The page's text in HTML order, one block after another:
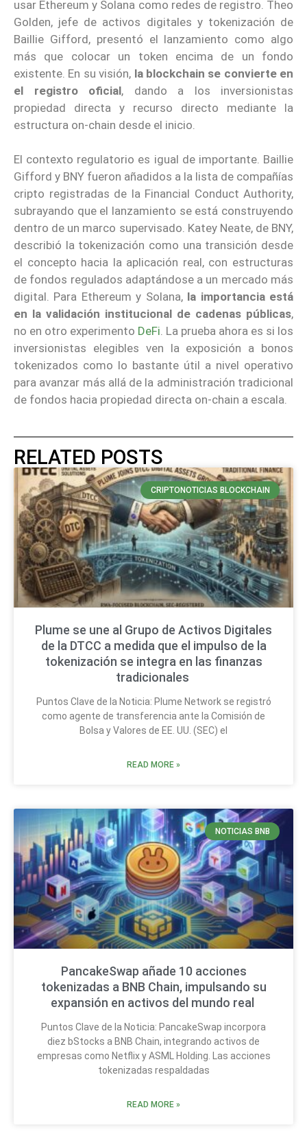
usar Ethereum y Solana como redes de registro. Theo
Golden, jefe de activos digitales y tokenización de
Baillie Gifford, presentó el lanzamiento como algo
más que colocar un token encima de un fondo
existente. En su visión, la blockchain se convierte en
el registro oficial, dando a los inversionistas
propiedad directa y recurso directo mediante la
estructura on-chain desde el inicio.
El contexto regulatorio es igual de importante. Baillie
Gifford y BNY fueron añadidos a la lista de compañías
cripto registradas de la Financial Conduct Authority,
subrayando que el lanzamiento se está construyendo
dentro de un marco supervisado. Katey Neate, de BNY,
describió la tokenización como una transición desde
el concepto hacia la aplicación real, con estructuras
de fondos regulados adaptándose a un mercado más
digital. Para Ethereum y Solana, la importancia está
en la validación institucional de cadenas públicas,
no en otro experimento DeFi. La prueba ahora es si los
inversionistas elegibles ven la exposición a bonos
tokenizados como lo bastante útil a nivel operativo
para avanzar más allá de la administración tradicional
de fondos hacia propiedad directa on-chain a escala.
RELATED POSTS
CRIPTONOTICIAS BLOCKCHAIN
Plume se une al Grupo de Activos Digitales
de la DTCC a medida que el impulso de la
tokenización se integra en las finanzas
tradicionales
Puntos Clave de la Noticia: Plume Network se registró
como agente de transferencia ante la Comisión de
Bolsa y Valores de EE. UU. (SEC) el
READ MORE »
NOTICIAS BNB
PancakeSwap añade 10 acciones
tokenizadas a BNB Chain, impulsando su
expansión en activos del mundo real
Puntos Clave de la Noticia: PancakeSwap incorpora
diez bStocks a BNB Chain, integrando activos de
empresas como Netflix y ASML Holding. Las acciones
tokenizadas respaldadas
READ MORE »